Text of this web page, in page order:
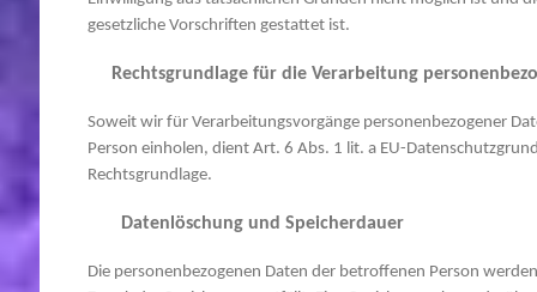
gesetzliche Vorschriften gestattet ist.
Rechtsgrundlage für die Verarbeitung
Soweit wir für Verarbeitungsvorgänge personenbezogener
Person einholen, dient Art. 6 Abs. 1 lit. a EU-
Rechtsgrundlage.
Datenlöschung und Speicherdauer
Die personenbezogenen Daten der betroffenen Person